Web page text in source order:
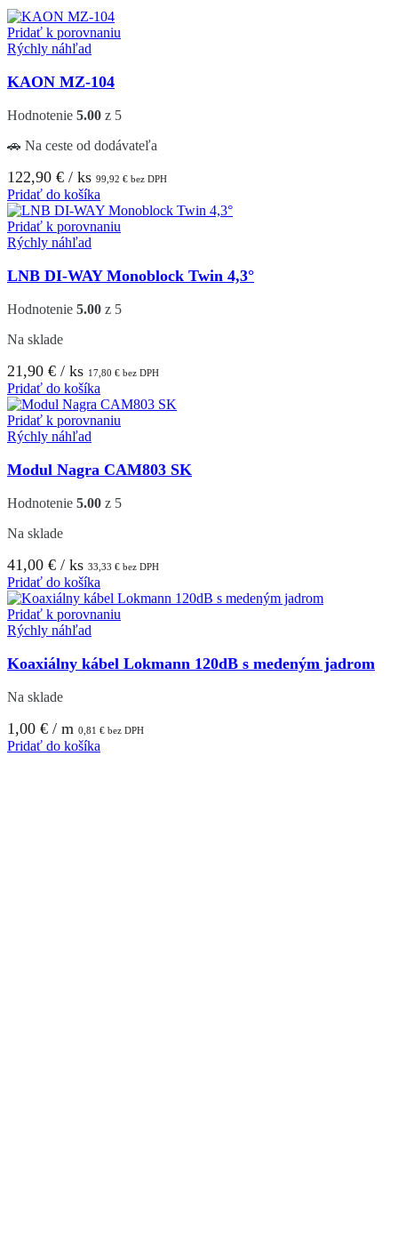
Pridať k porovnaniu
Rýchly náhľad
KAON MZ-104
Hodnotenie 5.00 z 5
🚗 Na ceste od dodávateľa
122,90 € / ks 99,92 € bez DPH
Pridať do košíka
Pridať k porovnaniu
Rýchly náhľad
LNB DI-WAY Monoblock Twin 4,3°
Hodnotenie 5.00 z 5
Na sklade
21,90 € / ks 17,80 € bez DPH
Pridať do košíka
Pridať k porovnaniu
Rýchly náhľad
Modul Nagra CAM803 SK
Hodnotenie 5.00 z 5
Na sklade
41,00 € / ks 33,33 € bez DPH
Pridať do košíka
Pridať k porovnaniu
Rýchly náhľad
Koaxiálny kábel Lokmann 120dB s medeným jadrom
Na sklade
1,00 € / m 0,81 € bez DPH
Pridať do košíka